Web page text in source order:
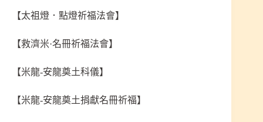
【太祖燈．點燈祈福法會】
【救濟米·名冊祈福法會】
【米龍-安龍奠土科儀】
【米龍-安龍奠土捐獻名冊祈福】